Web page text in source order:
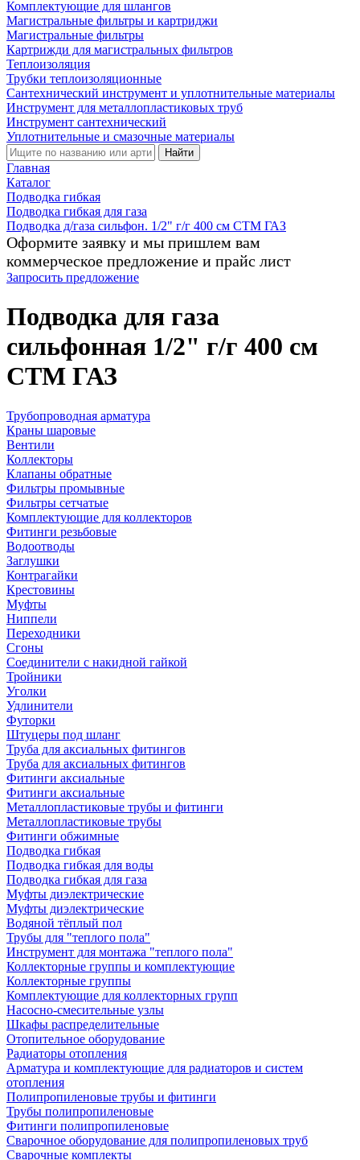
Комплектующие для шлангов
Магистральные фильтры и картриджи
Магистральные фильтры
Картрижди для магистральных фильтров
Теплоизоляция
Трубки теплоизоляционные
Сантехнический инструмент и уплотнительные материалы
Инструмент для металлопластиковых труб
Инструмент сантехнический
Уплотнительные и смазочные материалы
Найти
Главная
Каталог
Подводка гибкая
Подводка гибкая для газа
Подводка д/газа сильфон. 1/2" г/г 400 см CTM ГАЗ
Оформите заявку и мы пришлем вам
коммерческое предложение и прайс лист
Запросить предложение
Подводка для газа
сильфонная 1/2" г/г 400 см
CTM ГАЗ
Трубопроводная арматура
Краны шаровые
Вентили
Коллекторы
Клапаны обратные
Фильтры промывные
Фильтры сетчатые
Комплектующие для коллекторов
Фитинги резьбовые
Водоотводы
Заглушки
Контрагайки
Крестовины
Муфты
Ниппели
Переходники
Сгоны
Соединители с накидной гайкой
Тройники
Уголки
Удлинители
Футорки
Штуцеры под шланг
Труба для аксиальных фитингов
Труба для аксиальных фитингов
Фитинги аксиальные
Фитинги аксиальные
Металлопластиковые трубы и фитинги
Металлопластиковые трубы
Фитинги обжимные
Подводка гибкая
Подводка гибкая для воды
Подводка гибкая для газа
Муфты диэлектрические
Муфты диэлектрические
Водяной тёплый пол
Трубы для "теплого пола"
Инструмент для монтажа "теплого пола"
Коллекторные группы и комплектующие
Коллекторные группы
Комплектующие для коллекторных групп
Насосно-смесительные узлы
Шкафы распределительные
Отопительное оборудование
Радиаторы отопления
Арматура и комплектующие для радиаторов и систем
отопления
Полипропиленовые трубы и фитинги
Трубы полипропиленовые
Фитинги полипропиленовые
Сварочное оборудование для полипропиленовых труб
Сварочные комплекты